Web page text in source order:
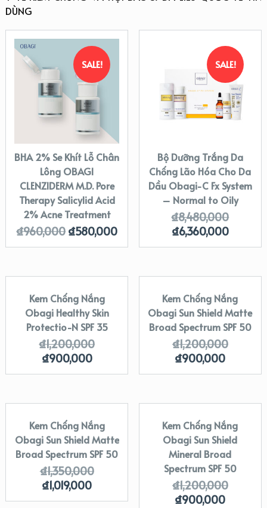
DÙNG
SALE!
BHA 2% Se Khít Lỗ Chân
Lông OBAGI
CLENZIDERM M.D. Pore
Therapy Salicylid Acid
2% Acne Treatment
₫960,000 ₫580,000
SALE!
Bộ Dưỡng Trắng Da
Chống Lão Hóa Cho Da
Dầu Obagi-C Fx System
– Normal to Oily
₫8,480,000
₫6,360,000
SALE!
Kem Chống Nắng
Obagi Healthy Skin
Protectio-N SPF 35
₫1,200,000
₫900,000
SALE!
Kem Chống Nắng
Obagi Sun Shield Matte
Broad Spectrum SPF 50
₫1,200,000
₫900,000
SALE!
Kem Chống Nắng
Obagi Sun Shield Matte
Broad Spectrum SPF 50
₫1,350,000
₫1,019,000
SALE!
Kem Chống Nắng
Obagi Sun Shield
Mineral Broad
Spectrum SPF 50
₫1,200,000
₫900,000